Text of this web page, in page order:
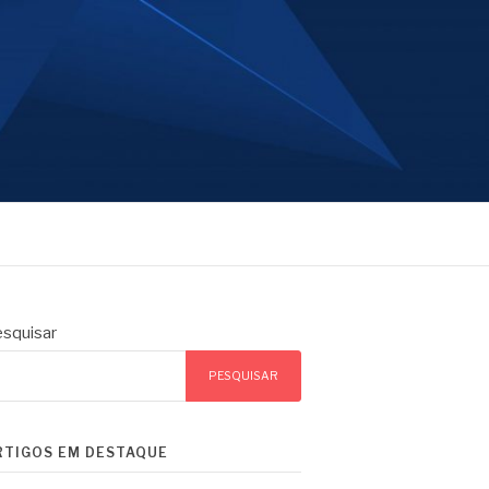
PESQUISAR
EM DESTAQUE